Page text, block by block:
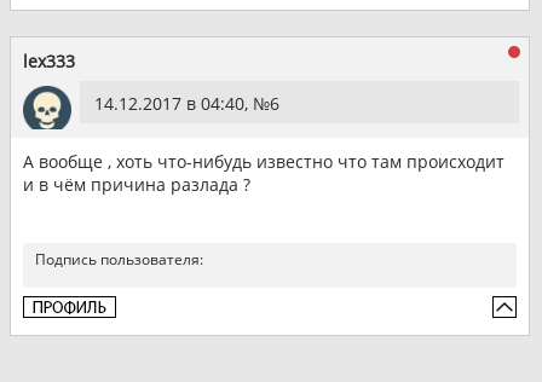
lex333
14.12.2017 в 04:40, №6
А вообще , хоть что-нибудь известно что там происходит
и в чём причина разлада ?
Подпись пользователя: